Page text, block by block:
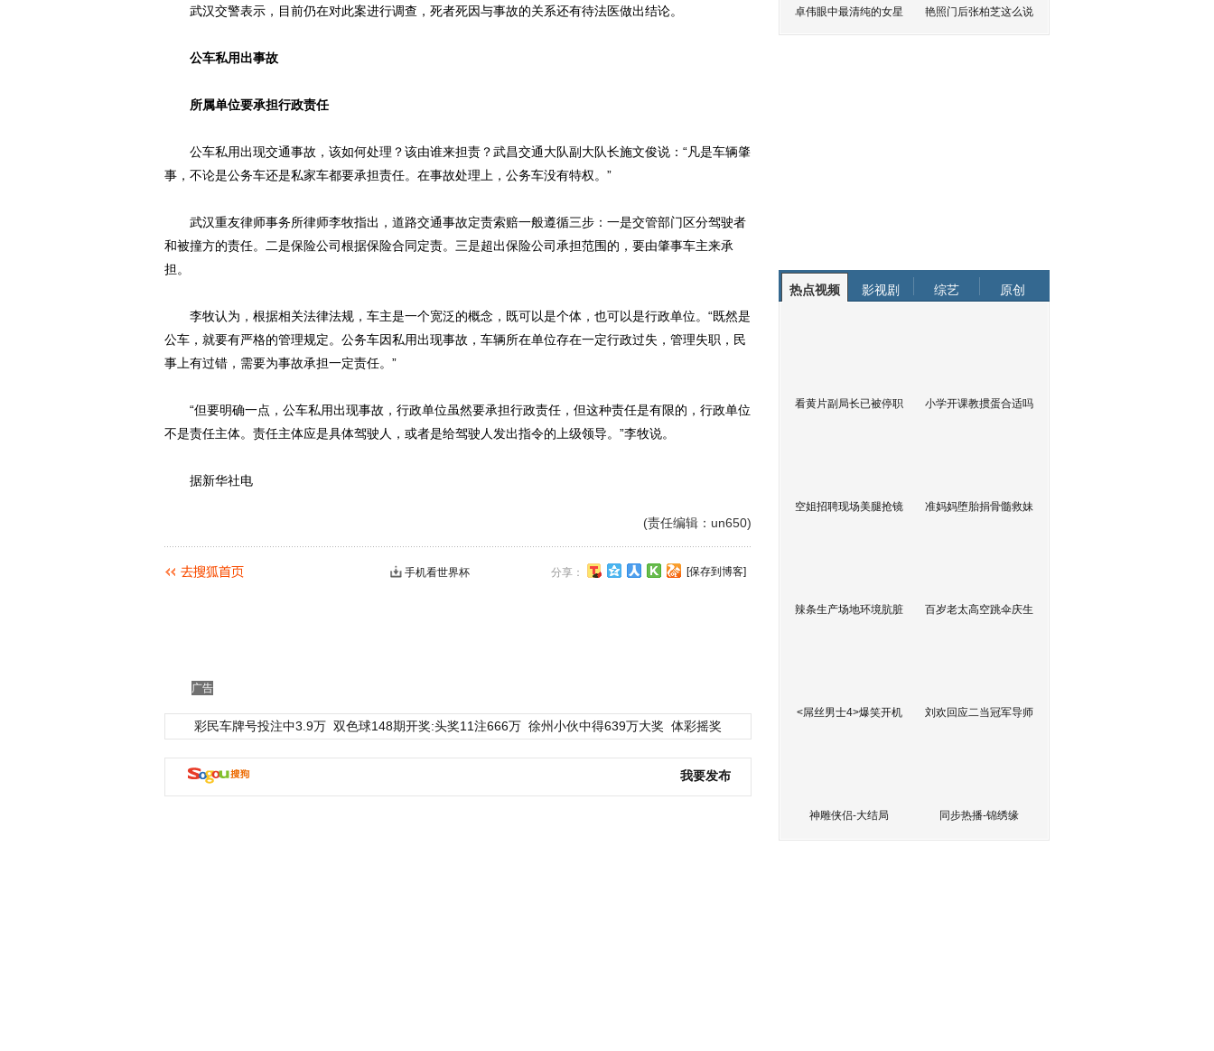
武汉交警表示，目前仍在对此案进行调查，死者死因与事故的关系还有待法医做出结论。
公车私用出事故
所属单位要承担行政责任
公车私用出现交通事故，该如何处理？该由谁来担责？武昌交通大队副大队长施文俊说：“凡是车辆肇
事，不论是公务车还是私家车都要承担责任。在事故处理上，公务车没有特权。”
武汉重友律师事务所律师李牧指出，道路交通事故定责索赔一般遵循三步：一是交管部门区分驾驶者
和被撞方的责任。二是保险公司根据保险合同定责。三是超出保险公司承担范围的，要由肇事车主来承
担。
李牧认为，根据相关法律法规，车主是一个宽泛的概念，既可以是个体，也可以是行政单位。“既然是
公车，就要有严格的管理规定。公务车因私用出现事故，车辆所在单位存在一定行政过失，管理失职，民
事上有过错，需要为事故承担一定责任。”
“但要明确一点，公车私用出现事故，行政单位虽然要承担行政责任，但这种责任是有限的，行政单位
不是责任主体。责任主体应是具体驾驶人，或者是给驾驶人发出指令的上级领导。”李牧说。
据新华社电
(责任编辑：un650)
分享： [保存到博客]
手机看世界杯
广告
彩民车牌号投注中3.9万 双色球148期开奖:头奖11注666万 徐州小伙中得639万大奖 体彩摇奖
我要发布
卓伟眼中最清纯的女星 艳照门后张柏芝这么说
热点视频 影视剧 综艺 原创
看黄片副局长已被停职 小学开课教掼蛋合适吗
空姐招聘现场美腿抢镜 准妈妈堕胎捐骨髓救妹
辣条生产场地环境肮脏 百岁老太高空跳伞庆生
<屌丝男士4>爆笑开机 刘欢回应二当冠军导师
神雕侠侣-大结局 同步热播-锦绣缘